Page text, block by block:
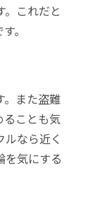
。これだと
。
。また盗難
ることも気
なら近く
を気にする